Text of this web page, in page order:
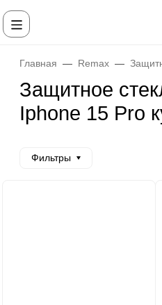
Главная Remax
Защитное
Iphone 15 Pro
Фильтры